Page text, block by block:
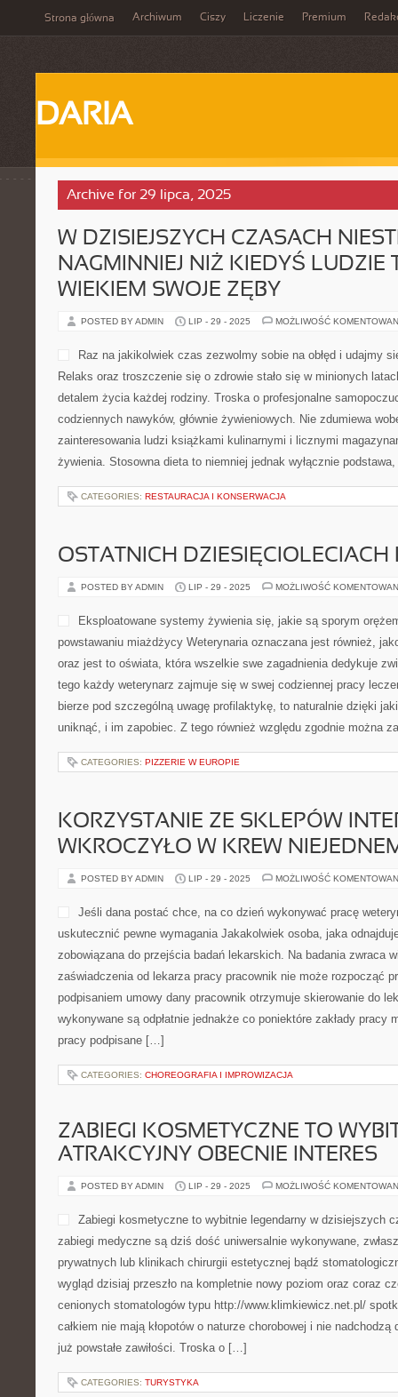
Strona główna Archiwum Ciszy Liczenie Premium
DARIA
Archive for 29 lipca, 2025
W DZISIEJSZYCH CZASACH
NAGMINNIEJ NIŻ KIEDYŚ LUDZIE
WIEKIEM SWOJE ZĘBY
POSTED BY ADMIN LIP - 29 - 2025 MOŻLIWOŚĆ
Raz na jakikolwiek czas zezwolmy sobie na obłęd i udajmy
Relaks oraz troszczenie się o zdrowie stało się w minionych
detalem życia każdej rodziny. Troska o profesjonalne
codziennych nawyków, głównie żywieniowych. Nie zdumiewa
zainteresowania ludzi książkami kulinarnymi i licznymi
żywienia. Stosowna dieta to niemniej jednak wyłącznie
CATEGORIES: RESTAURACJA I KONSERWACJA
OSTATNICH DZIESIĘCIOLECIACH
POSTED BY ADMIN LIP - 29 - 2025 MOŻLIWOŚĆ
Eksploatowane systemy żywienia się, jakie są sporym
powstawaniu miażdżycy Weterynaria oznaczana jest również,
oraz jest to oświata, która wszelkie swe zagadnienia dedykuje
tego każdy weterynarz zajmuje się w swej codziennej pracy
bierze pod szczególną uwagę profilaktykę, to naturalnie dzięki
uniknąć, i im zapobiec. Z tego również względu zgodnie można
CATEGORIES: PIZZERIE W EUROPIE
KORZYSTANIE ZE SKLEPÓW
WKROCZYŁO W KREW
POSTED BY ADMIN LIP - 29 - 2025 MOŻLIWOŚĆ
Jeśli dana postać chce, na co dzień wykonywać pracę
uskutecznić pewne wymagania Jakakolwiek osoba, jaka
zobowiązana do przejścia badań lekarskich. Na badania zwraca
zaświadczenia od lekarza pracy pracownik nie może rozpocząć
podpisaniem umowy dany pracownik otrzymuje skierowanie do
wykonywane są odpłatnie jednakże co poniektóre zakłady pracy
pracy podpisane […]
CATEGORIES: CHOREOGRAFIA I IMPROWIZACJA
ZABIEGI KOSMETYCZNE TO
ATRAKCYJNY OBECNIE INTERES
POSTED BY ADMIN LIP - 29 - 2025 MOŻLIWOŚĆ
Zabiegi kosmetyczne to wybitnie legendarny w dzisiejszych
zabiegi medyczne są dziś dość uniwersalnie wykonywane,
prywatnych lub klinikach chirurgii estetycznej bądź
wygląd dzisiaj przeszło na kompletnie nowy poziom oraz coraz
cenionych stomatologów typu http://www.klimkiewicz.net.pl/
całkiem nie mają kłopotów o naturze chorobowej i nie
już powstałe zawiłości. Troska o […]
CATEGORIES: TURYSTYKA